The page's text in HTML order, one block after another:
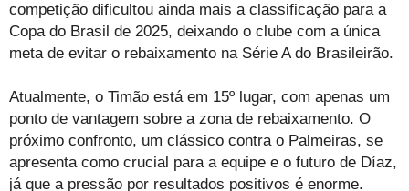
competição dificultou ainda mais a classificação para a
Copa do Brasil de 2025, deixando o clube com a única
meta de evitar o rebaixamento na Série A do Brasileirão.
Atualmente, o Timão está em 15º lugar, com apenas um
ponto de vantagem sobre a zona de rebaixamento. O
próximo confronto, um clássico contra o Palmeiras, se
apresenta como crucial para a equipe e o futuro de Díaz,
já que a pressão por resultados positivos é enorme.